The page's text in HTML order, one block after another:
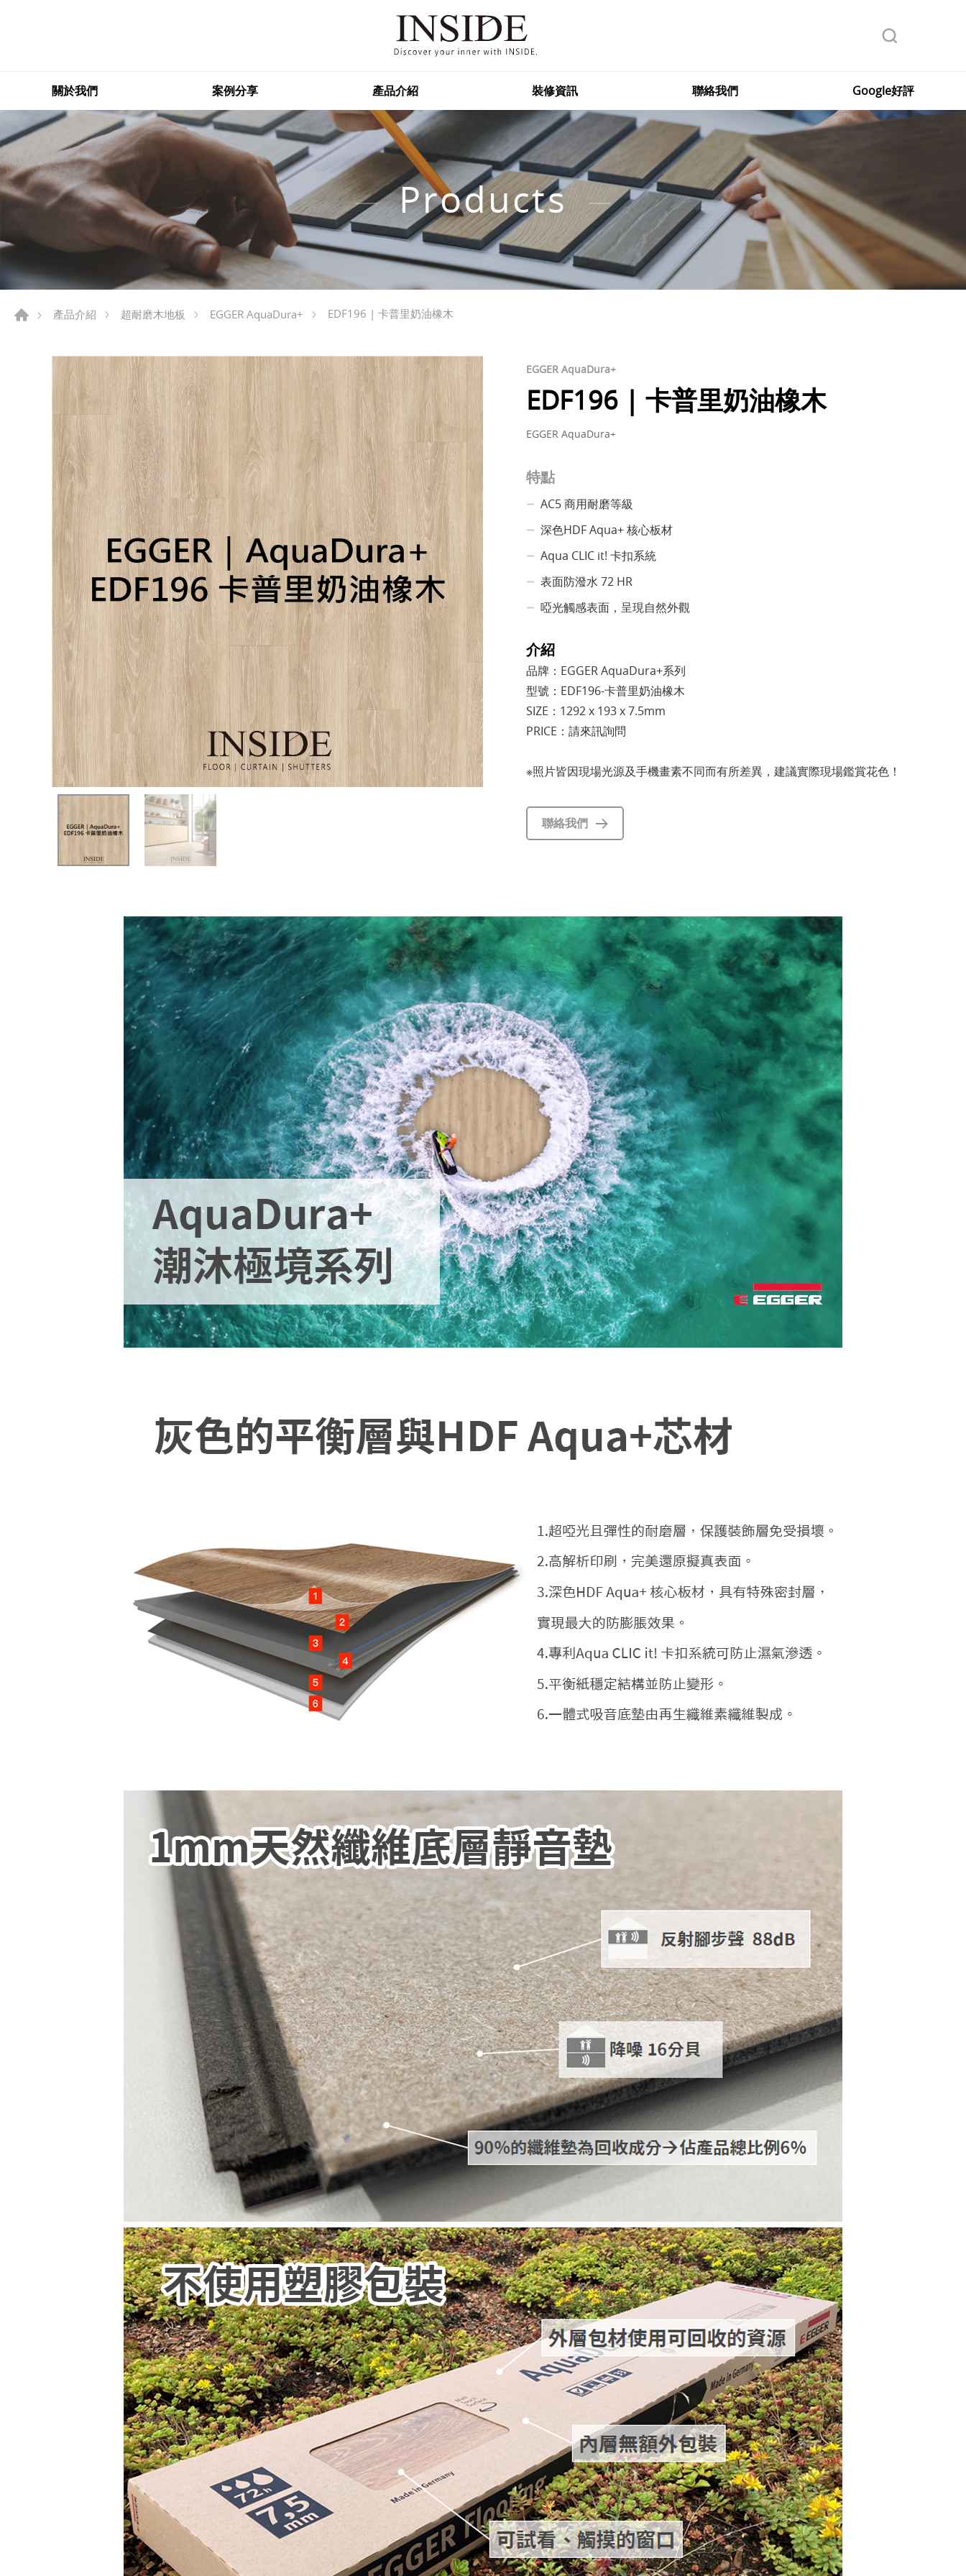
關於我們 案例分享 產品介紹 裝修資訊 聯絡我們 Google好評
Products
產品介紹 超耐磨木地板 EGGER AquaDura+ EDF196 | 卡普里奶油橡木
EGGER AquaDura+
EDF196 | 卡普里奶油橡木
EGGER AquaDura+
特點
AC5 商用耐磨等級
深色HDF Aqua+ 核心板材
Aqua CLIC it! 卡扣系統
表面防潑水 72 HR
啞光觸感表面，呈現自然外觀
介紹
品牌：EGGER AquaDura+系列
型號：EDF196-卡普里奶油橡木
SIZE：1292 x 193 x 7.5mm
PRICE：請來訊詢問
※照片皆因現場光源及手機畫素不同而有所差異，建議實際現場鑑賞花色！
聯絡我們